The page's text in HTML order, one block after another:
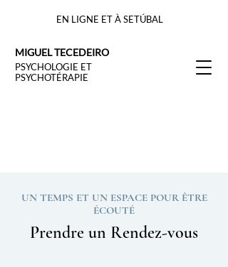
MIGUEL TECEDEIRO
PSYCHOLOGIE ET
PSYCHOTÉRAPIE
EN LIGNE ET À SETÚBAL
UN TEMPS ET UN ESPACE POUR ÊTRE
ÉCOUTÉ
Prendre un Rendez-vous